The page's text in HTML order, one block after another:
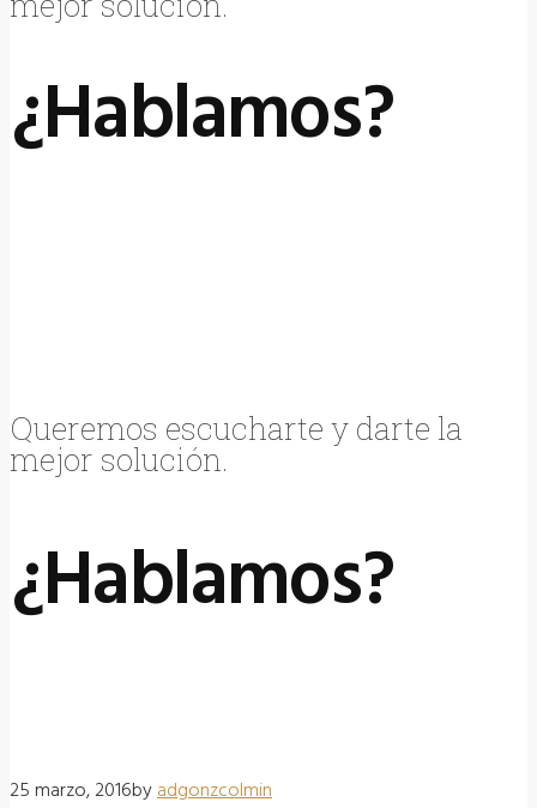
¿Hablamos?
Queremos escucharte y darte la
mejor solución.
¿Hablamos?
25 marzo, 2016byadgonzcolmin